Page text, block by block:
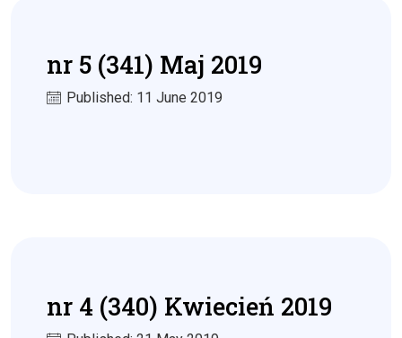
nr 5 (341) Maj 2019
Published: 11 June 2019
nr 4 (340) Kwiecień 2019